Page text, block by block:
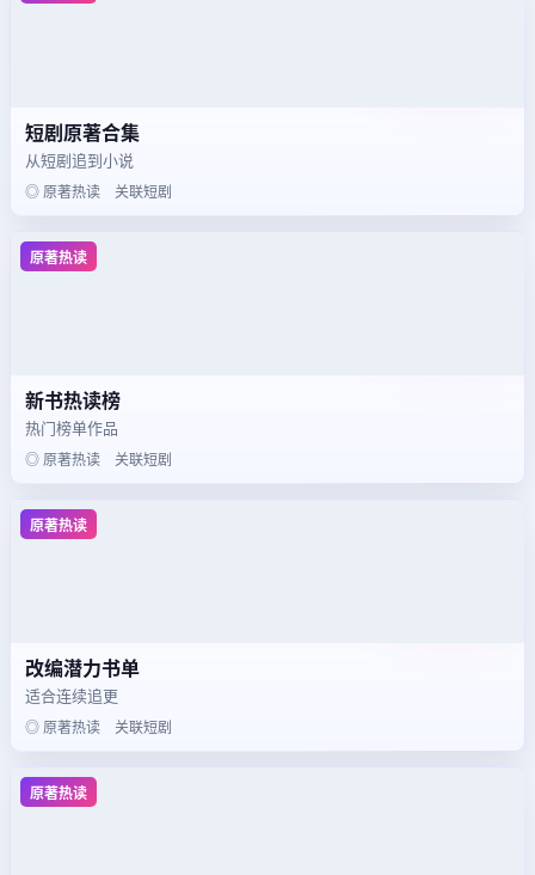
短剧原著合集
从短剧追到小说
◎ 原著热读 关联短剧
原著热读
新书热读榜
热门榜单作品
◎ 原著热读 关联短剧
原著热读
改编潜力书单
适合连续追更
◎ 原著热读 关联短剧
原著热读